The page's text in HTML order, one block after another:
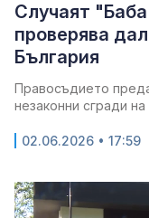
Случаят
проверява
България
Правосъдието
незаконни сгради
02.06.2026 • 17:59